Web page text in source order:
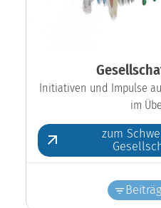
Initiativen und Impulse
im
zum